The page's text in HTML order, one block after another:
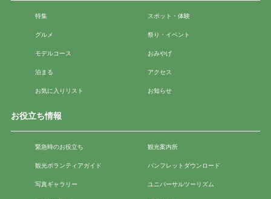
特集 スポット・体験
グルメ 祭り・イベント
モデルコース おみやげ
泊まる アクセス
お気に入りリスト お知らせ
お役立ち情報
緊急時のお役立ち 観光案内所
観光ボランティアガイド パンフレットダウンロード
写真ギャラリー ユニバーサルツーリズム